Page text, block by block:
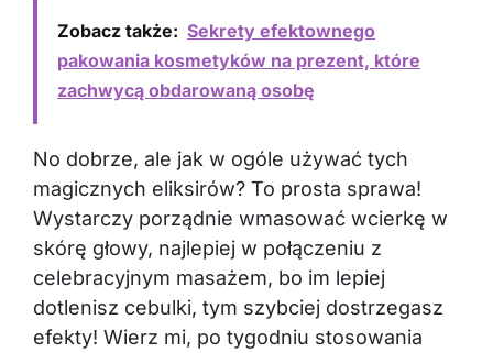
Zobacz także: Sekrety efektownego
pakowania kosmetyków na prezent, które
zachwycą obdarowaną osobę
No dobrze, ale jak w ogóle używać tych
magicznych eliksirów? To prosta sprawa!
Wystarczy porządnie wmasować wcierkę w
skórę głowy, najlepiej w połączeniu z
celebracyjnym masażem, bo im lepiej
dotlenisz cebulki, tym szybciej dostrzegasz
efekty! Wierz mi, po tygodniu stosowania